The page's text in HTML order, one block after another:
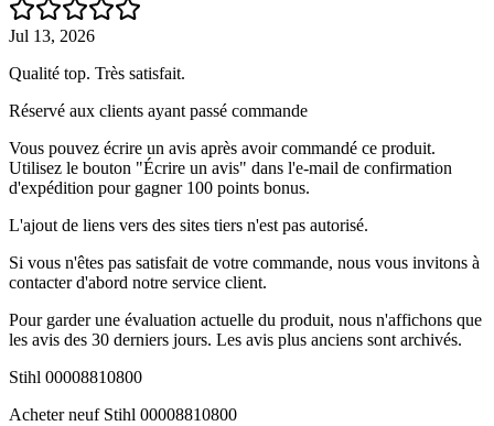
Jul 13, 2026
Qualité top. Très satisfait.
Réservé aux clients ayant passé commande
Vous pouvez écrire un avis après avoir commandé ce produit.
Utilisez le bouton "Écrire un avis" dans l'e-mail de confirmation
d'expédition pour gagner 100 points bonus.
L'ajout de liens vers des sites tiers n'est pas autorisé.
Si vous n'êtes pas satisfait de votre commande, nous vous invitons à
contacter d'abord notre service client.
Pour garder une évaluation actuelle du produit, nous n'affichons que
les avis des 30 derniers jours. Les avis plus anciens sont archivés.
Stihl 00008810800
Acheter neuf Stihl 00008810800